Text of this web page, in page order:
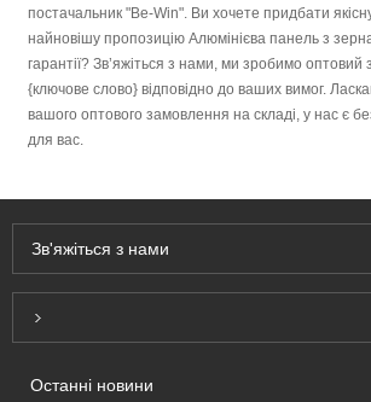
постачальник "Be-Win". Ви хочете придбати
найновішу пропозицію Алюмінієва панель з
гарантії? Зв’яжіться з нами, ми зробимо
{ключове слово} відповідно до ваших вимог.
вашого оптового замовлення на складі, у нас є
для вас.
Зв'яжіться з нами
Inquiry For Pricelist
Останні новини